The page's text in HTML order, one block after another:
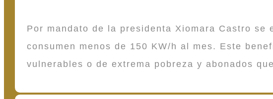
Por mandato de la presidenta Xiomara Castro
consumen menos de 150 KW/h al mes. Este
vulnerables o de extrema pobreza y abonados